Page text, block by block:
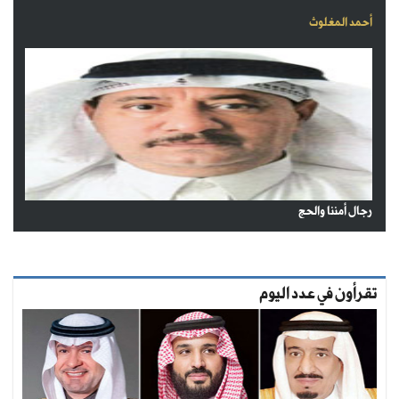
أحمد المغلوث
رجال أمننا والحج
تقرأون في عدد اليوم